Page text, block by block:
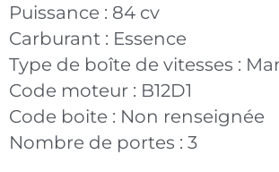
Puissance : 84 cv
Carburant : Essence
Type de boîte de vitesses :
Code moteur : B12D1
Code boite : Non renseignée
Nombre de portes : 3